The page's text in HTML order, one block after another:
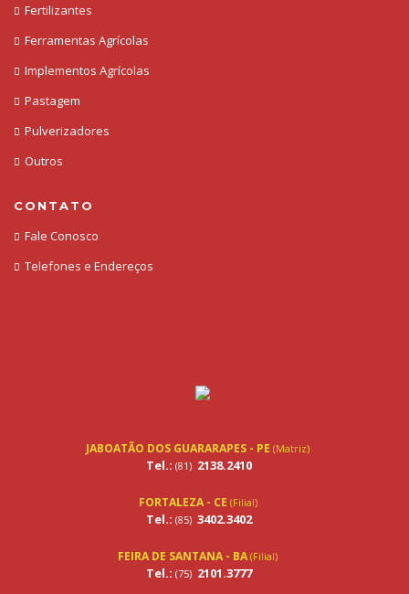
Fertilizantes
Ferramentas Agrícolas
Implementos Agrícolas
Pastagem
Pulverizadores
Outros
CONTATO
Fale Conosco
Telefones e Endereços
JABOATÃO DOS GUARARAPES - PE (Matriz)
Tel.: (81) 2138.2410
FORTALEZA - CE (Filial)
Tel.: (85) 3402.3402
FEIRA DE SANTANA - BA (Filial)
Tel.: (75) 2101.3777